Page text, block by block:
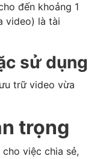
đến khoảng 1
video) là tài
sử dụng
trữ video vừa
trọng
việc chia sẻ,